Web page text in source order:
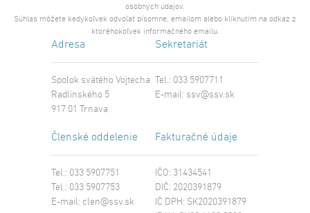
osobných údajov.
Súhlas môžete kedykoľvek odvolať písomne, emailom alebo kliknutím na odkaz z
ktoréhokoľvek informačného emailu.
Adresa
Spolok svätého Vojtecha
Radlinského 5
917 01 Trnava
Sekretariát
Tel.: 033 5907711
E-mail: ssv@ssv.sk
Členské oddelenie
Tel.: 033 5907751
Tel.: 033 5907753
E-mail: clen@ssv.sk
Fakturačné údaje
IČO: 31434541
DIČ: 2020391879
IČ DPH: SK2020391879